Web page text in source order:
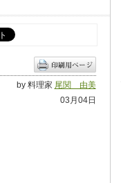
by 料理家 尾関 由美
03月04日